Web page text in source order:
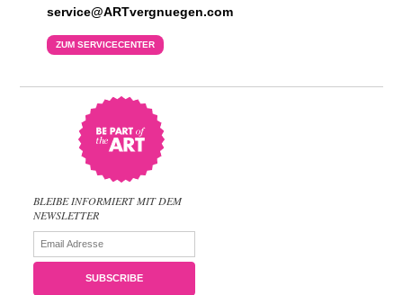
service@ARTvergnuegen.com
ZUM SERVICECENTER
BLEIBE INFORMIERT MIT DEM
NEWSLETTER